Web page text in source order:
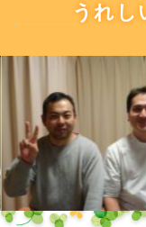
うれし